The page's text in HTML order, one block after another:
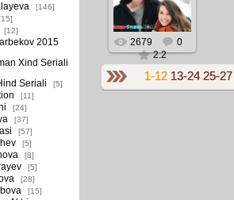
[146]
[12]
2015
Xind Seriali
Seriali [5]
[11]
[24]
[37]
[57]
[5]
[8]
[5]
[28]
[15]
Истанбуллик
Келин
Admin
2679
0
2.2
1-12 13-24 25-27